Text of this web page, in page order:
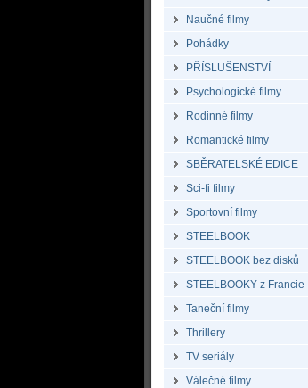
Naučné filmy
Pohádky
PŘÍSLUŠENSTVÍ
Psychologické filmy
Rodinné filmy
Romantické filmy
SBĚRATELSKÉ EDICE
Sci-fi filmy
Sportovní filmy
STEELBOOK
STEELBOOK bez disků
STEELBOOKY z Francie
Taneční filmy
Thrillery
TV seriály
Válečné filmy